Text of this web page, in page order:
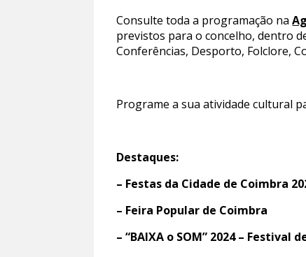
Consulte toda a programação na
previstos para o concelho, dentro
Conferências, Desporto, Folclore,
Programe a sua atividade cultural
Destaques:
– Festas da Cidade de Coimbra
– Feira Popular de Coimbra
– “BAIXA o SOM” 2024 – Festival